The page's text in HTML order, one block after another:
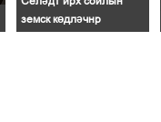
земск көдләчнр